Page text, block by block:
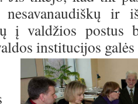
ir
į valdžios postus
institucijos